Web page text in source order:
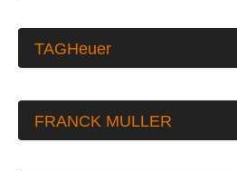
TAGHeuer
FRANCK MULLER